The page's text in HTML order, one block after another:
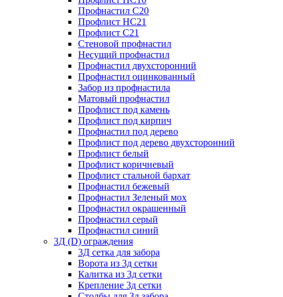
Профнастил С20
Профлист НС21
Профлист С21
Стеновой профнастил
Несущий профнастил
Профнастил двухсторонний
Профнастил оцинкованный
Забор из профнастила
Матовый профнастил
Профлист под камень
Профлист под кирпич
Профнастил под дерево
Профлист под дерево двухсторонний
Профлист белый
Профлист коричневый
Профлист стальной бархат
Профнастил бежевый
Профнастил Зеленый мох
Профнастил окрашенный
Профнастил серый
Профнастил синий
3Д (D) ограждения
3Д сетка для забора
Ворота из 3д сетки
Калитка из 3д сетки
Крепление 3д сетки